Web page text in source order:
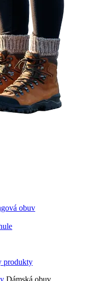
obuv
Dámská obuv